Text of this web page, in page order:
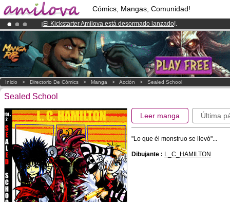
Cómics, Mangas, Comunidad!
¡ El Kickstarter Amilova está desormado lanzado!.
¡Ya tenemos 100000miembrosy 1000Cómics y Mangas!.
¡Conviertete en Premium por3.95 euros al mes!Hazte Premium ya
Inicio > Directorio De Cómics > Manga > Acción > Sealed School
Sealed School
Leer manga Última
"Lo que él monstruo se llevó"...
Dibujante : L_C_HAMILTON